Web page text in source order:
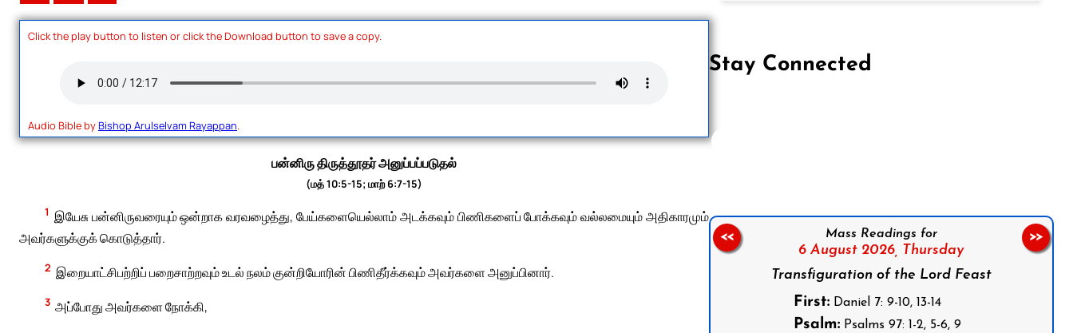
Click the play button to listen or click the Download button to save a copy.
Audio Bible byBishop Arulselvam Rayappan.
பன்னிரு திருத்தூதர் அனுப்பப்படுதல்
(மத் 10:5-15; மாற் 6:7-15)
1 இயேசு பன்னிருவரையும் ஒன்றாக வரவழைத்து, பேய்களையெல்லாம் அடக்கவும் பிணிகளைப் போக்கவும் வல்லமையும் அதிகாரமும்
அவர்களுக்குக் கொடுத்தார்.
2 இறையாட்சிபற்றிப் பறைசாற்றவும் உடல் நலம் குன்றியோரின் பிணிதீர்க்கவும் அவர்களை அனுப்பினார்.
3 அப்போது அவர்களை நோக்கி,
Stay Connected
Follow us on Facebook
Mass Readings for
6 August 2026, Thursday
Transfiguration of the Lord Feast
First: Daniel 7: 9-10, 13-14
Psalm: Psalms 97: 1-2, 5-6, 9
<< >>